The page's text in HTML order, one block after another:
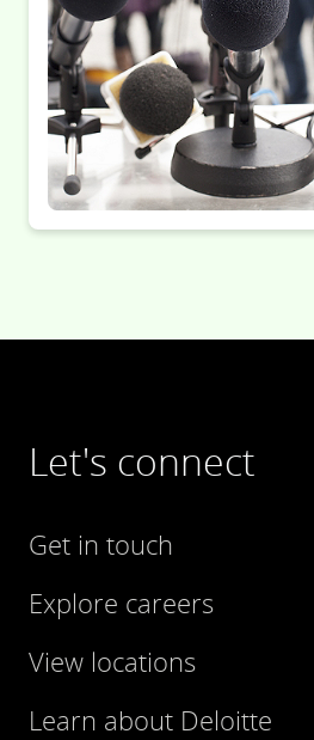
Let's connect
Get in touch
Explore careers
View locations
Learn about Deloitte